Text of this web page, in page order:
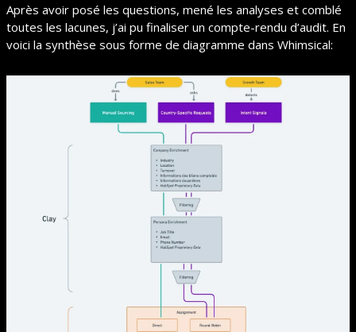
Après avoir posé les questions, mené les analyses et comblé
toutes les lacunes, j’ai pu finaliser un compte-rendu d’audit. En
voici la synthèse sous forme de diagramme dans Whimsical: